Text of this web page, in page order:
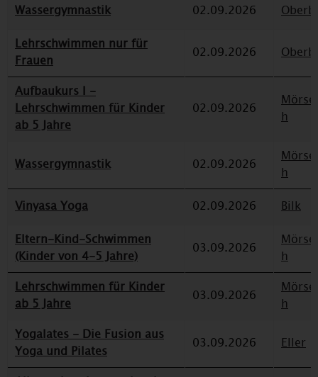
Wassergymnastik 02.09.2026
Lehrschwimmen nur für
Frauen
02.09.2026
Aufbaukurs I -
Lehrschwimmen für Kinder
ab 5 Jahre
02.09.2026
h
Wassergymnastik 02.09.2026
h
Vinyasa Yoga
02.09.2026
Bilk
Eltern-Kind-Schwimmen
(Kinder von 4-5 Jahre)
03.09.2026
h
Lehrschwimmen für Kinder
ab 5 Jahre
03.09.2026
h
Yogalates - Die Fusion aus
Yoga und Pilates
03.09.2026 Eller